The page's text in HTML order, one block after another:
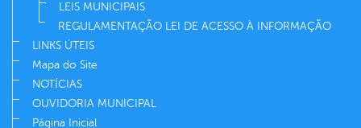
LEIS MUNICIPAIS
REGULAMENTAÇÃO LEI DE ACESSO À INFORMAÇÃO
LINKS ÚTEIS
Mapa do Site
NOTÍCIAS
OUVIDORIA MUNICIPAL
Página Inicial